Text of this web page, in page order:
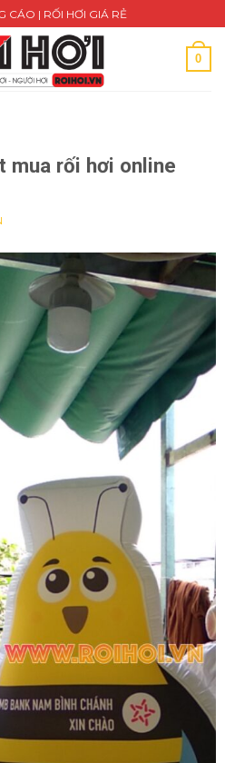
CÁO | RỐI HƠI GIÁ RẺ
0
mua rối hơi online